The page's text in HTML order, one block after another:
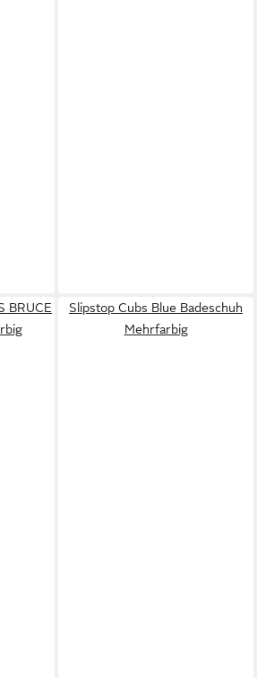
BRUCE
Slipstop Cubs Blue Badeschuh
Mehrfarbig